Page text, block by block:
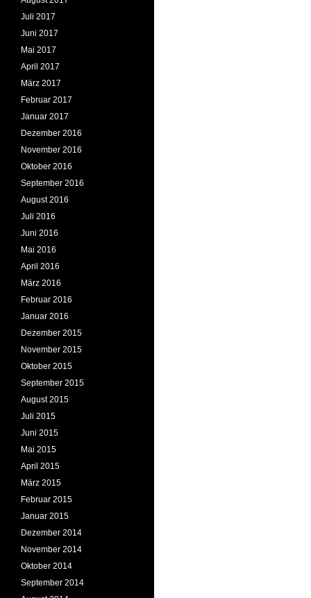
Juli 2017
Juni 2017
Mai 2017
April 2017
März 2017
Februar 2017
Januar 2017
Dezember 2016
November 2016
Oktober 2016
September 2016
August 2016
Juli 2016
Juni 2016
Mai 2016
April 2016
März 2016
Februar 2016
Januar 2016
Dezember 2015
November 2015
Oktober 2015
September 2015
August 2015
Juli 2015
Juni 2015
Mai 2015
April 2015
März 2015
Februar 2015
Januar 2015
Dezember 2014
November 2014
Oktober 2014
September 2014